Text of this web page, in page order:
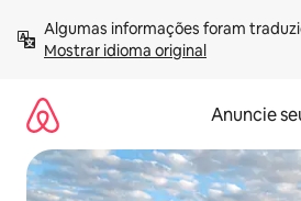
para
Mostrar idioma original
Anuncie